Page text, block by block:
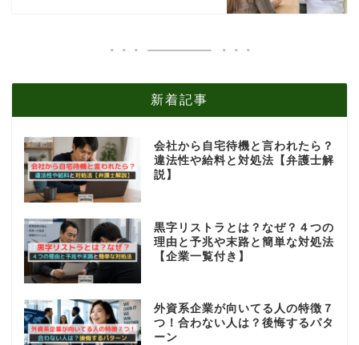
新着記事
会社から自宅待機と言われたら？
違法性や給料と対処法【弁護士解
説】
黒字リストラとは？なぜ？４つの
理由と予兆や末路と簡単な対処法
【企業一覧付き】
外資系企業が向いてる人の特徴７
つ！合わない人は？後悔するパタ
ーン